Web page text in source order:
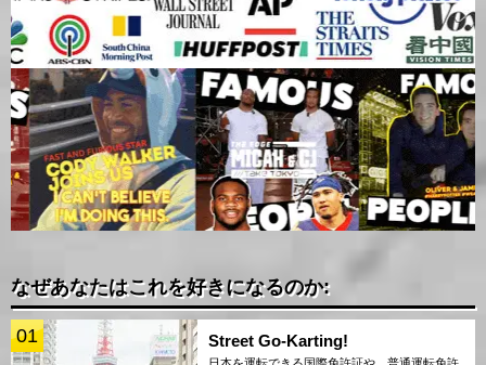
なぜあなたはこれを好きになるのか:
01 Street Go-Karting!